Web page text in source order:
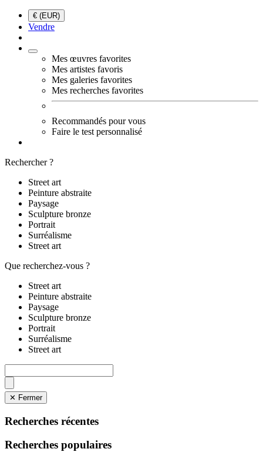
€ (EUR)
Vendre
Mes œuvres favorites
Mes artistes favoris
Mes galeries favorites
Mes recherches favorites
Recommandés pour vous
Faire le test personnalisé
Rechercher ?
Street art
Peinture abstraite
Paysage
Sculpture bronze
Portrait
Surréalisme
Street art
Que recherchez-vous ?
Street art
Peinture abstraite
Paysage
Sculpture bronze
Portrait
Surréalisme
Street art
✕ Fermer
Recherches récentes
Recherches populaires